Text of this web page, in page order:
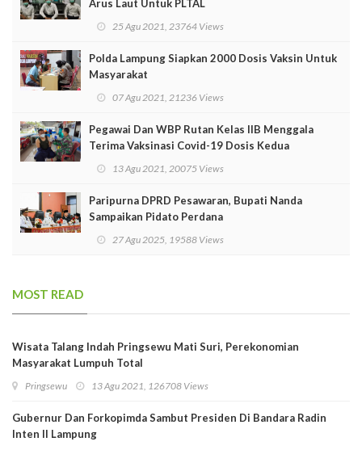
Arus Laut Untuk PLTAL
25 Agu 2021, 23764 Views
Polda Lampung Siapkan 2000 Dosis Vaksin Untuk
Masyarakat
07 Agu 2021, 21236 Views
Pegawai Dan WBP Rutan Kelas IIB Menggala
Terima Vaksinasi Covid-19 Dosis Kedua
13 Agu 2021, 20075 Views
Paripurna DPRD Pesawaran, Bupati Nanda
Sampaikan Pidato Perdana
27 Agu 2025, 19588 Views
MOST READ
Wisata Talang Indah Pringsewu Mati Suri, Perekonomian
Masyarakat Lumpuh Total
Pringsewu 13 Agu 2021, 126708 Views
Gubernur Dan Forkopimda Sambut Presiden Di Bandara Radin
Inten II Lampung